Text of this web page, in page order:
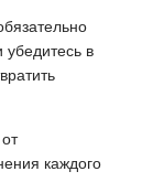
убедитесь в
каждого